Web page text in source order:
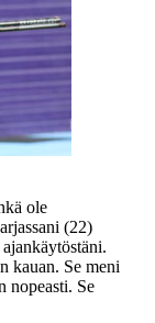
ole
(22)
kauan. Se meni
nopeasti. Se